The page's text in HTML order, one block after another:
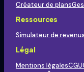
Créateur de plans
Ressources
Simulateur de revenus
Légal
Mentions légalesCGU